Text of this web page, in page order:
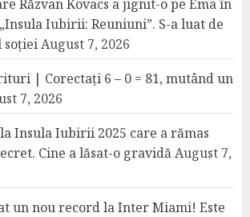
Răzvan Kovacs a jignit-o pe Ema în
Iubirii: Reuniuni”. S-a luat de
soțieiAugust 7, 2026
| Corectați 6 – 0 = 81, mutând un
7, 2026
Insula Iubirii 2025 care a rămas
Cine a lăsat-o gravidăAugust 7,
un nou record la Inter Miami! Este